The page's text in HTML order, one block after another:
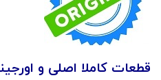
قطعات کاملا اصلی و